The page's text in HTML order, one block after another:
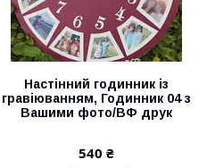
Настінний годинник із
гравіюванням, Годинник 04 з
Вашими фото/ВФ друк
540 ₴